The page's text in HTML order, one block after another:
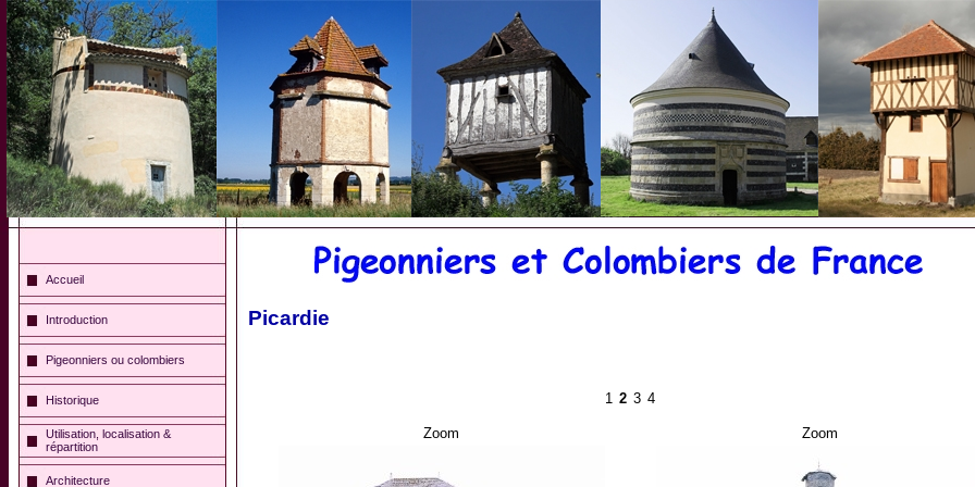
Accueil
Introduction
Pigeonniers ou colombiers
Historique
Utilisation, localisation &
répartition
Architecture
1 2 3 4
Zoom Zoom
Picardie